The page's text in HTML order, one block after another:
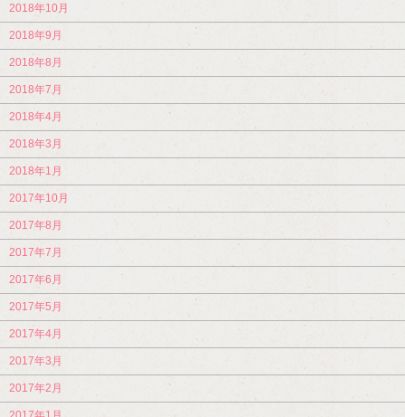
2018年10月
2018年9月
2018年8月
2018年7月
2018年4月
2018年3月
2018年1月
2017年10月
2017年8月
2017年7月
2017年6月
2017年5月
2017年4月
2017年3月
2017年2月